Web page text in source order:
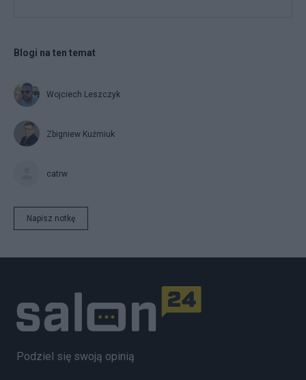
Blogi na ten temat
Wojciech Leszczyk
Zbigniew Kuźmiuk
catrw
Napisz notkę
Podziel się swoją opinią